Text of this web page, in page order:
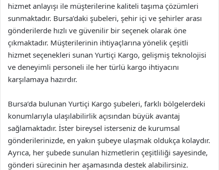
hizmet anlayışı ile müşterilerine kaliteli taşıma çözümleri
sunmaktadır. Bursa’daki şubeleri, şehir içi ve şehirler arası
gönderilerde hızlı ve güvenilir bir seçenek olarak öne
çıkmaktadır. Müşterilerinin ihtiyaçlarına yönelik çeşitli
hizmet seçenekleri sunan Yurtiçi Kargo, gelişmiş teknolojisi
ve deneyimli personeli ile her türlü kargo ihtiyacını
karşılamaya hazırdır.
Bursa’da bulunan Yurtiçi Kargo şubeleri, farklı bölgelerdeki
konumlarıyla ulaşılabilirlik açısından büyük avantaj
sağlamaktadır. İster bireysel isterseniz de kurumsal
gönderilerinizde, en yakın şubeye ulaşmak oldukça kolaydır.
Ayrıca, her şubede sunulan hizmetlerin çeşitliliği sayesinde,
gönderi sürecinin her aşamasında destek alabilirsiniz.